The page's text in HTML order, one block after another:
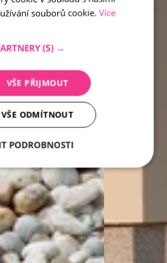
souborů cookie. Více
(5) →
VŠE PŘIJMOUT
VŠE ODMÍTNOUT
PODROBNOSTI
Analytika Marketing